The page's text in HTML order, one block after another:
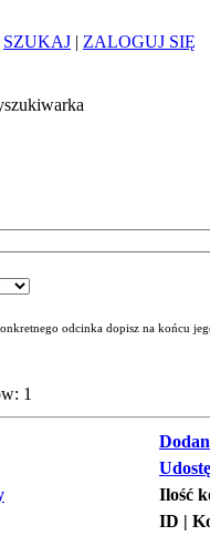
SZUKAJ | ZALOGUJ SIĘ
odcinka dopisz na końcu
1
Ilość
ID |